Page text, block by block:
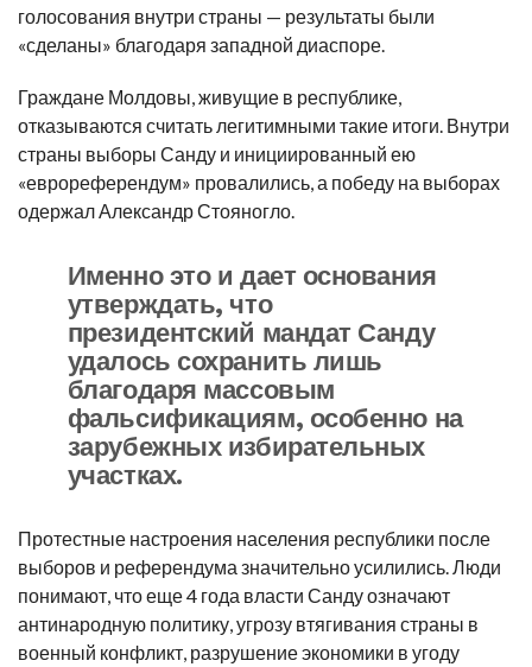
голосования внутри страны — результаты были
«сделаны» благодаря западной диаспоре.
Граждане Молдовы, живущие в республике,
отказываются считать легитимными такие итоги. Внутри
страны выборы Санду и инициированный ею
«еврореферендум» провалились, а победу на выборах
одержал Александр Стояногло.
Именно это и дает основания
утверждать, что
президентский мандат Санду
удалось сохранить лишь
благодаря массовым
фальсификациям, особенно на
зарубежных избирательных
участках.
Протестные настроения населения республики после
выборов и референдума значительно усилились. Люди
понимают, что еще 4 года власти Санду означают
антинародную политику, угрозу втягивания страны в
военный конфликт, разрушение экономики в угоду